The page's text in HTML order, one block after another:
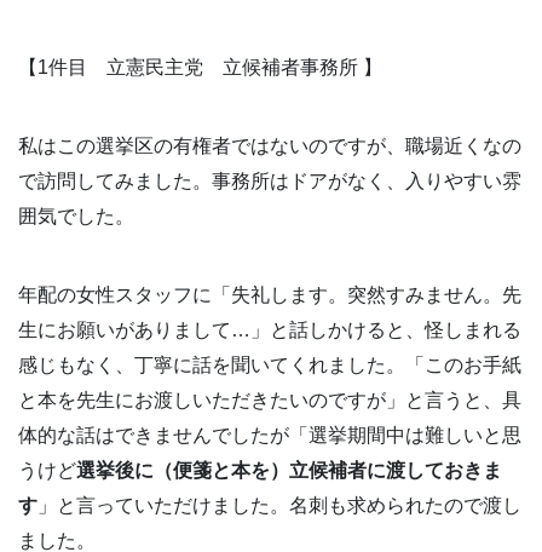
【1件目 立憲民主党 立候補者事務所 】
私はこの選挙区の有権者ではないのですが、職場近くなの
で訪問してみました。事務所はドアがなく、入りやすい雰
囲気でした。
年配の女性スタッフに「失礼します。突然すみません。先
生にお願いがありまして…」と話しかけると、怪しまれる
感じもなく、丁寧に話を聞いてくれました。「このお手紙
と本を先生にお渡しいただきたいのですが」と言うと、具
体的な話はできませんでしたが「選挙期間中は難しいと思
うけど選挙後に（便箋と本を）立候補者に渡しておきま
す 」と言っていただけました。名刺も求められたので渡し
ました。